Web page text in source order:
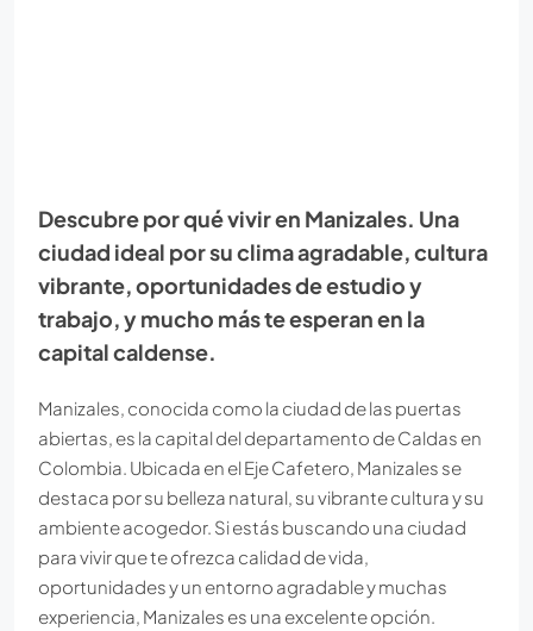
Descubre por qué vivir en Manizales. Una
ciudad ideal por su clima agradable, cultura
vibrante, oportunidades de estudio y
trabajo, y mucho más te esperan en la
capital caldense.
Manizales, conocida como la ciudad de las puertas
abiertas, es la capital del departamento de Caldas en
Colombia. Ubicada en el Eje Cafetero, Manizales se
destaca por su belleza natural, su vibrante cultura y su
ambiente acogedor. Si estás buscando una ciudad
para vivir que te ofrezca calidad de vida,
oportunidades y un entorno agradable y muchas
experiencia, Manizales es una excelente opción.